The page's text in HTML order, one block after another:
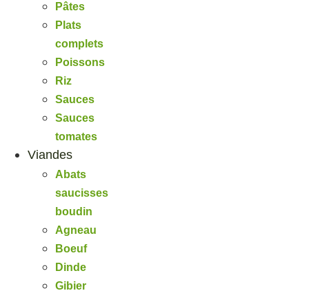
Pâtes
Plats
complets
Poissons
Riz
Sauces
Sauces
tomates
Viandes
Abats
saucisses
boudin
Agneau
Boeuf
Dinde
Gibier